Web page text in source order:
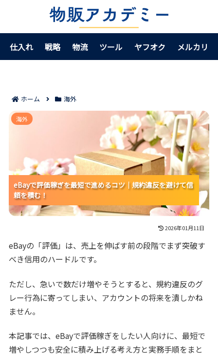
仕入れ 戦略 物流 ツール ヤフオク メルカリ
ホーム 海外
eBayで評価稼ぎを最短で進めるコツ｜規約違反を避け
て信頼を積む！
eBayで評価稼ぎを最短で進めるコツ｜規約違反を避けて信
頼を積む！
eBayで評価稼ぎを最短で進めるコツ｜規約違反を避けて信
頼を積む！
eBayで評価稼ぎを最短で進めるコツ｜規約違反を避けて信
頼を積む！
海外
2026年01月11日
eBayの「評価」は、売上を伸ばす前の段階でまず突破す
べき信用のハードルです。
ただし、急いで数だけ増やそうとすると、規約違反のグ
レー行為に寄ってしまい、アカウントの将来を潰しかね
ません。
本記事では、eBayで評価稼ぎをしたい人向けに、最短で
増やしつつも安全に積み上げる考え方と実務手順をまと